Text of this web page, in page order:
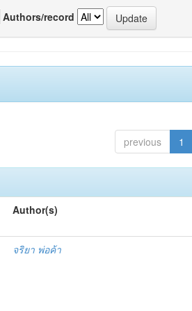
Authors/record
previous 1
Author(s)
จริยา พ่อค้า